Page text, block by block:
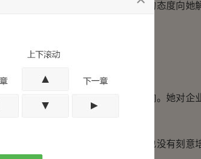
她的面前，以一种再真诚不过的态度向她
是当时对她伤害最小的选择。”
躲避一个最好的台阶下。
的状况因此也受到了很大的影响。她对企
个烂摊子。
云一生的心血，他走的突然，也没有刻意